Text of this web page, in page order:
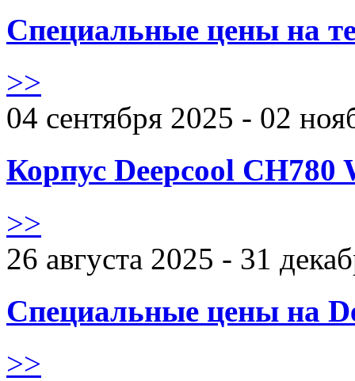
Специальные цены на
>>
04 сентября 2025 - 02
Корпус Deepcool CH780
>>
26 августа 2025 - 31
Специальные цены на
>>